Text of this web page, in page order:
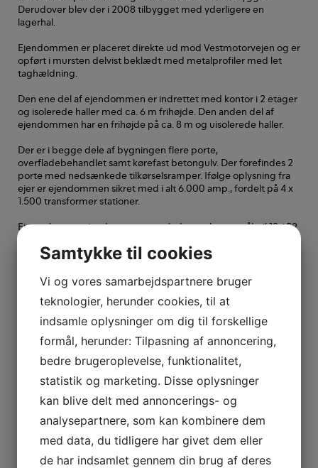
Derudover blev der i 2008 tilbygget med yderligere en
lagerhal.
Ejendommen er placeret direkte ud mod Vestmotorvejen og er
opført i mursten delvist beklædt med metalprofiler med let
taghældning.
Den ene del af ejendommen er indrettet med kontor i 2 etager
og isolerede haller med ca. 6 m frihøjde. Den anden del af
ejendommen har en frihøjde på ca. 8 m og uisolerede haller.
Der er i begge dele af bygningen flere porte,
overfladebehandlet samt kørefast betongulv. Der forefindes 2
porte med nedsænkede tilkørselsramper. Ifølge oplysning fra
ejer er ejendommen sikret med i alt 6.000 amp., fordelt på 4 x
1.500 transformer stationer.
Ejer oplyser at ejendommens samlede areal er opmålt til 12.652
Arealerne rundt om bygningerne er asfalteret og flere steder
er der anlagt SF-sten. Der er gode parkeringsmuligheder langs
den ene gavl af bygningen. Der forefindes et grønt bælte langs
skellet til den ene nabo samt foran ejendommen.
Ejendommen har tidligere været anvendt til plastproduktion og
overtages fri for lejere.
Ejendommen er beliggende på matrikel: 20, Bjæverskov By,
Bjæverskov.
Området
Ejendommen er beliggende i erhvervsområdet ved Industrivej
i Bjæverskov.
Samtykke til cookies
Vi og vores samarbejdspartnere bruger
teknologier, herunder cookies, til at
indsamle oplysninger om dig til forskellige
formål, herunder: Tilpasning af annoncering,
bedre brugeroplevelse, funktionalitet,
statistik og marketing. Disse oplysninger
kan blive delt med annoncerings- og
analysepartnere, som kan kombinere dem
med data, du tidligere har givet dem eller
de har indsamlet gennem din brug af deres